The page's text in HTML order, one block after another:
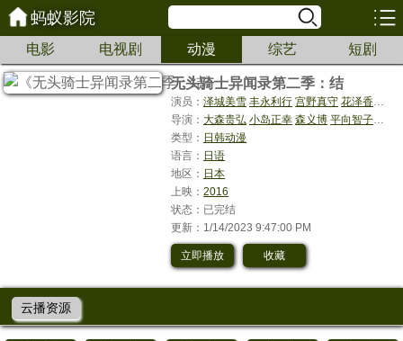
蚂蚁影院
电影 电视剧 动漫 综艺 短剧
无头骑士异闻录第二季：结
演员：泽城美雪 丰永利行 宫野真守 花泽香菜
导演：大森贵弘 小岛正幸 森义博 平向智子 有江
类型： 日韩动漫
语言： 日语
地区： 日本
上映：2016
状态：已完结
更新：1/14/2023 9:47:00 PM
立即播放 收藏
云播资源